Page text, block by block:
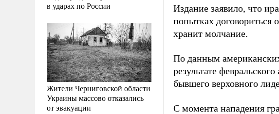
в ударах по России
Жители Черниговской области
Украины массово отказались
от эвакуации
Издание заявило, что
попытках договориться
хранит молчание.
По данным
результате
бывшего верховного
С момента нападения